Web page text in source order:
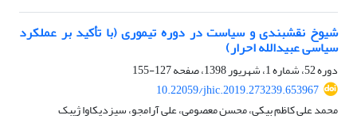
شیوخ نقشبندی و سیاست در دوره تیموری (با تأکید بر عملکرد
سیاسی عبیدالله احرار)
دوره 52، شماره 1، شهریور 1398، صفحه
127-155
10.22059/jhic.2019.273239.653967
محمد علی کاظم بیکی، محسن معصومی، علی آرامجو، سیزدیکاوا ژیبک